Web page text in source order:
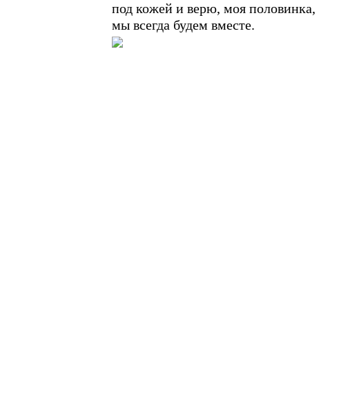
под кожей и верю, моя половинка,
мы всегда будем вместе.